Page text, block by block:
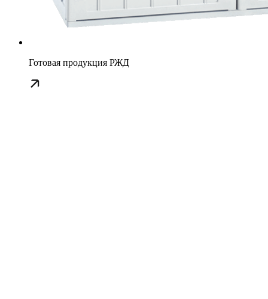
Готовая продукция РЖД